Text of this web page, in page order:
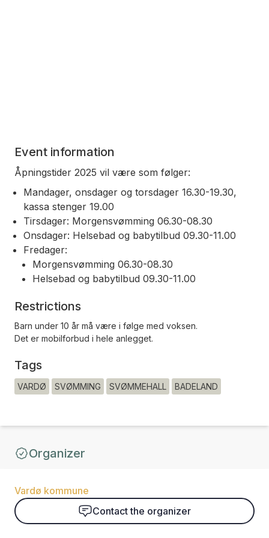
Event information
Åpningstider 2025 vil være som følger:
Mandager, onsdager og torsdager 16.30-19.30,
kassa stenger 19.00
Tirsdager: Morgensvømming 06.30-08.30
Onsdager: Helsebad og babytilbud 09.30-11.00
Fredager:
Morgensvømming 06.30-08.30
Helsebad og babytilbud 09.30-11.00
Restrictions
Barn under 10 år må være i følge med voksen.
Det er mobilforbud i hele anlegget.
Tags
VARDØ SVØMMING SVØMMEHALL BADELAND
Organizer
Vardø kommune
Contact the organizer